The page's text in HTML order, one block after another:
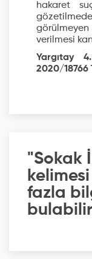
hakaret
verilmesi
Yargıtay
2020/18766
"Sokak
fazla